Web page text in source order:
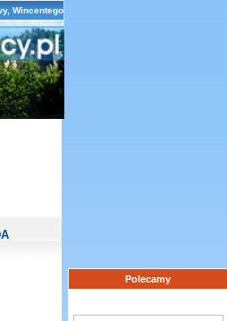
Wincentego
Polecamy